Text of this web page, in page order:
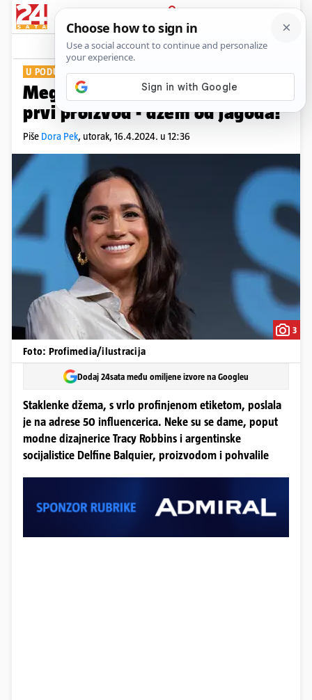
PRIJAVA
Show Komentari
U PODUZETNIČKIM VODAMA
Meghan Markle lansirala svoj
prvi proizvod - džem od jagoda!
Piše Dora Pek, utorak, 16.4.2024. u 12:36
3
Foto: Profimedia/ilustracija
Dodaj 24sata među omiljene izvore na Googleu
Staklenke džema, s vrlo profinjenom etiketom, poslala
je na adrese 50 influencerica. Neke su se dame, poput
modne dizajnerice Tracy Robbins i argentinske
socijalistice Delfine Balquier, proizvodom i pohvalile